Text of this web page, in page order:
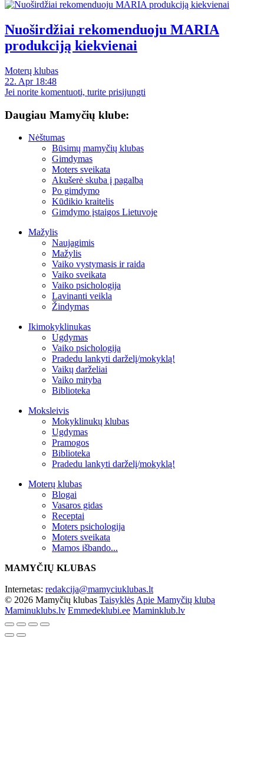
Nuoširdžiai rekomenduoju MARIA
produkciją kiekvienai
Moterų klubas
22. Apr 18:48
Jei norite komentuoti, turite prisijungti
Daugiau Mamyčių klube:
Nėštumas
Būsimų mamyčių klubas
Gimdymas
Moters sveikata
Akušerė skuba į pagalbą
Po gimdymo
Kūdikio kraitelis
Gimdymo įstaigos Lietuvoje
Mažylis
Naujagimis
Mažylis
Vaiko vystymasis ir raida
Vaiko sveikata
Vaiko psichologija
Lavinanti veikla
Žindymas
Ikimokyklinukas
Ugdymas
Vaiko psichologija
Pradedu lankyti darželį/mokyklą!
Vaikų darželiai
Vaiko mityba
Biblioteka
Moksleivis
Mokyklinukų klubas
Ugdymas
Pramogos
Biblioteka
Pradedu lankyti darželį/mokyklą!
Moterų klubas
Blogai
Vasaros gidas
Receptai
Moters psichologija
Moters sveikata
Mamos išbando...
MAMYČIŲ KLUBAS
Internetas: redakcija@mamyciuklubas.lt
© 2026 Mamyčių klubas Taisyklės Apie Mamyčių klubą
Maminuklubs.lv Emmedeklubi.ee Maminklub.lv